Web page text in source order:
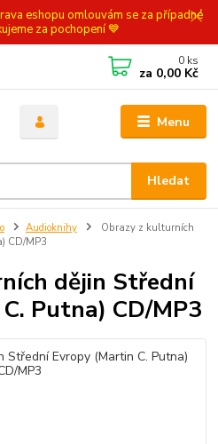
eshopu omlouvám se za případné
za pochopení 💙
Menu
Hledat
0 ks
za 0,00 Kč
Audioknihy
Obrazy z kulturních
CD/MP3
dějin Střední
Putna) CD/MP3